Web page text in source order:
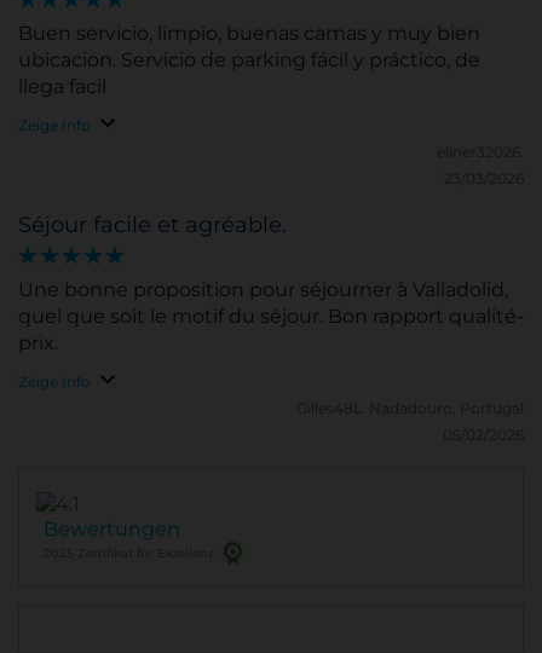
Buen servicio, limpio, buenas camas y muy bien
ubicacion. Servicio de parking fácil y práctico, de
llega facil
Zeige Info
Séjour facile et agréable.
Une bonne proposition pour séjourner à Valladolid,
quel que soit le motif du séjour. Bon rapport qualité-
prix.
Zeige Info
Bewertungen